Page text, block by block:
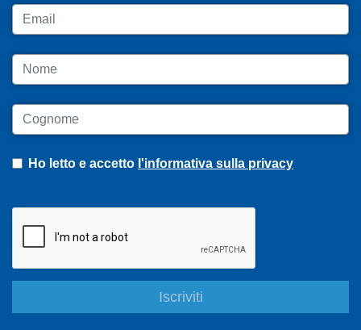
Email
Nome
Cognome
Ho letto e accetto l'informativa sulla privacy